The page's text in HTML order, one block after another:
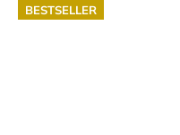
BESTSELLER